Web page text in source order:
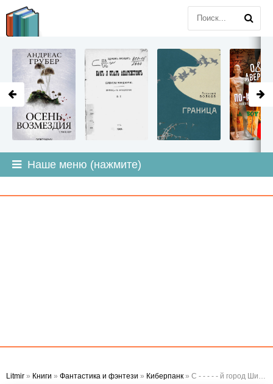
Наше меню (нажмите)
Litmir » Книги » Фантастика и фэнтези » Киберпанк » С - - - - - й город Шил - Хайд Виктор
LITMIR.ORG